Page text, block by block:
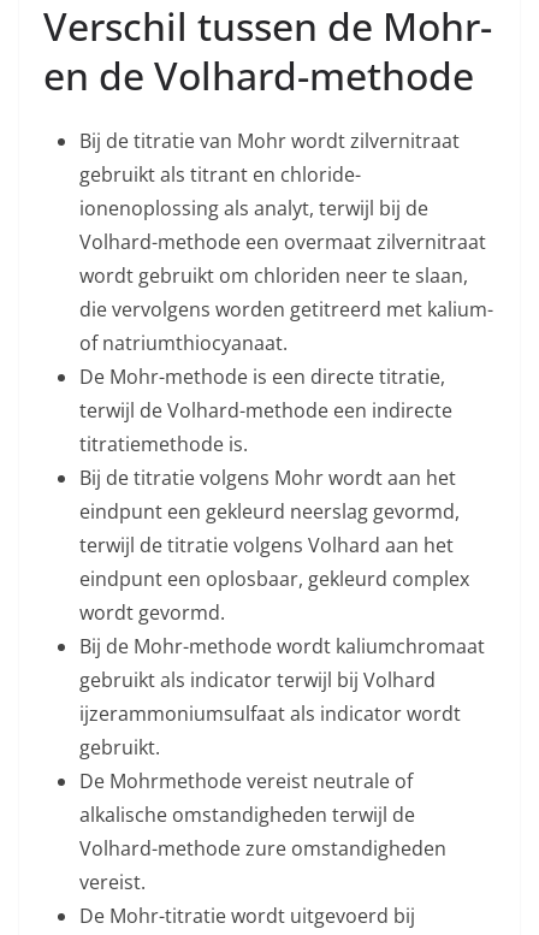
Verschil tussen de Mohr-
en de Volhard-methode
Bij de titratie van Mohr wordt zilvernitraat
gebruikt als titrant en chloride-
ionenoplossing als analyt, terwijl bij de
Volhard-methode een overmaat zilvernitraat
wordt gebruikt om chloriden neer te slaan,
die vervolgens worden getitreerd met kalium-
of natriumthiocyanaat.
De Mohr-methode is een directe titratie,
terwijl de Volhard-methode een indirecte
titratiemethode is.
Bij de titratie volgens Mohr wordt aan het
eindpunt een gekleurd neerslag gevormd,
terwijl de titratie volgens Volhard aan het
eindpunt een oplosbaar, gekleurd complex
wordt gevormd.
Bij de Mohr-methode wordt kaliumchromaat
gebruikt als indicator terwijl bij Volhard
ijzerammoniumsulfaat als indicator wordt
gebruikt.
De Mohrmethode vereist neutrale of
alkalische omstandigheden terwijl de
Volhard-methode zure omstandigheden
vereist.
De Mohr-titratie wordt uitgevoerd bij